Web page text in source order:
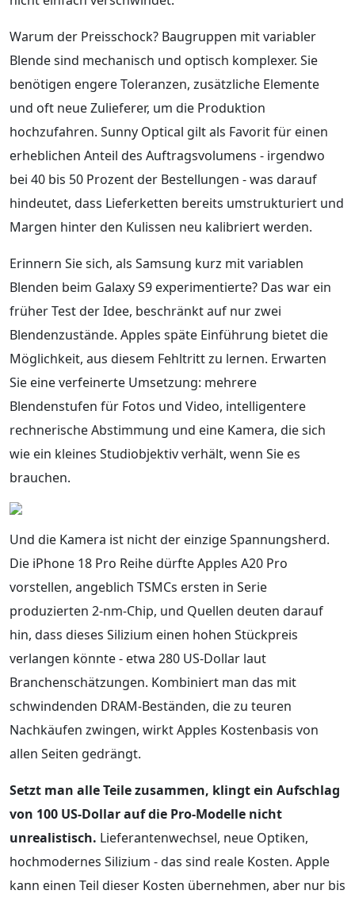
Warum der Preisschock? Baugruppen mit variabler
Blende sind mechanisch und optisch komplexer. Sie
benötigen engere Toleranzen, zusätzliche Elemente
und oft neue Zulieferer, um die Produktion
hochzufahren. Sunny Optical gilt als Favorit für einen
erheblichen Anteil des Auftragsvolumens - irgendwo
bei 40 bis 50 Prozent der Bestellungen - was darauf
hindeutet, dass Lieferketten bereits umstrukturiert und
Margen hinter den Kulissen neu kalibriert werden.
Erinnern Sie sich, als Samsung kurz mit variablen
Blenden beim Galaxy S9 experimentierte? Das war ein
früher Test der Idee, beschränkt auf nur zwei
Blendenzustände. Apples späte Einführung bietet die
Möglichkeit, aus diesem Fehltritt zu lernen. Erwarten
Sie eine verfeinerte Umsetzung: mehrere
Blendenstufen für Fotos und Video, intelligentere
rechnerische Abstimmung und eine Kamera, die sich
wie ein kleines Studiobjektiv verhält, wenn Sie es
brauchen.
Und die Kamera ist nicht der einzige Spannungsherd.
Die iPhone 18 Pro Reihe dürfte Apples A20 Pro
vorstellen, angeblich TSMCs ersten in Serie
produzierten 2-nm-Chip, und Quellen deuten darauf
hin, dass dieses Silizium einen hohen Stückpreis
verlangen könnte - etwa 280 US-Dollar laut
Branchenschätzungen. Kombiniert man das mit
schwindenden DRAM-Beständen, die zu teuren
Nachkäufen zwingen, wirkt Apples Kostenbasis von
allen Seiten gedrängt.
Setzt man alle Teile zusammen, klingt ein Aufschlag
von 100 US-Dollar auf die Pro-Modelle nicht
unrealistisch. Lieferantenwechsel, neue Optiken,
hochmodernes Silizium - das sind reale Kosten. Apple
kann einen Teil dieser Kosten übernehmen, aber nur bis